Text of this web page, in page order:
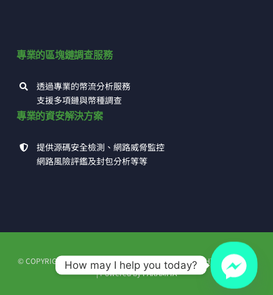
專業的區塊鏈調查服務
透過專業的幣流分析服務
支援多項鏈與幣種調查
專業的資安解決方案
提供源碼安全檢測、網路威脅監控
網路風險評鑑及封包分析等等
© COPYRIGHT 1993 - 2026 | 高田科技有限公司 | ALL RIGHTS RESERVED
| Powered byPARAMITA
How may I help you today?